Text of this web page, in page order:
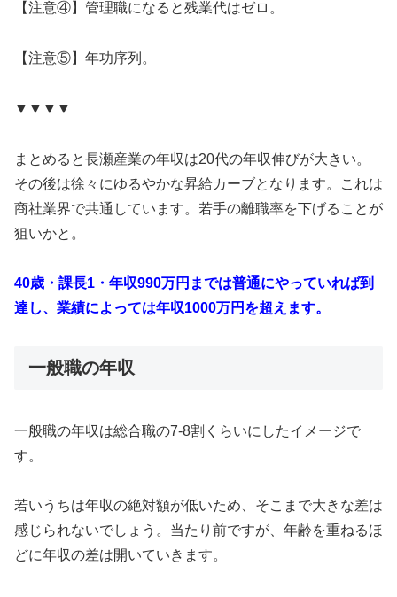
【注意④】管理職になると残業代はゼロ。
【注意⑤】年功序列。
▼▼▼▼
まとめると長瀬産業の年収は20代の年収伸びが大きい。
その後は徐々にゆるやかな昇給カーブとなります。これは
商社業界で共通しています。若手の離職率を下げることが
狙いかと。
40歳・課長1・年収990万円までは普通にやっていれば到
達し、業績によっては年収1000万円を超えます。
一般職の年収
一般職の年収は総合職の7-8割くらいにしたイメージで
す。
若いうちは年収の絶対額が低いため、そこまで大きな差は
感じられないでしょう。当たり前ですが、年齢を重ねるほ
どに年収の差は開いていきます。